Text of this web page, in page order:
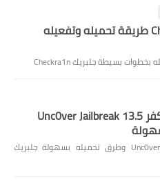
جلبريك Checkra1n طريقة تحميله وتفعيله
تحديث جلبريك انكفر Unc0ver Jailbreak 13.5
تحديث جلبريك انكفر Unc0ver Jailbreak 13.5 وطرق تحميله بسهولة جلبريك